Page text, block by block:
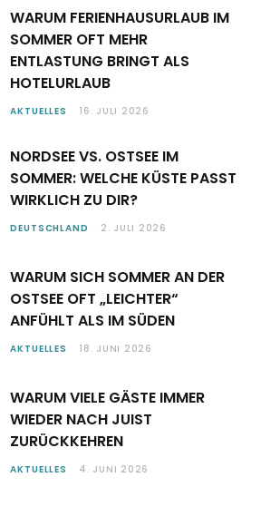
WARUM FERIENHAUSURLAUB IM
SOMMER OFT MEHR
ENTLASTUNG BRINGT ALS
HOTELURLAUB
AKTUELLES 16. JULI 2026
NORDSEE VS. OSTSEE IM
SOMMER: WELCHE KÜSTE PASST
WIRKLICH ZU DIR?
DEUTSCHLAND 2. JULI 2026
WARUM SICH SOMMER AN DER
OSTSEE OFT „LEICHTER“
ANFÜHLT ALS IM SÜDEN
AKTUELLES 18. JUNI 2026
WARUM VIELE GÄSTE IMMER
WIEDER NACH JUIST
ZURÜCKKEHREN
AKTUELLES 4. JUNI 2026